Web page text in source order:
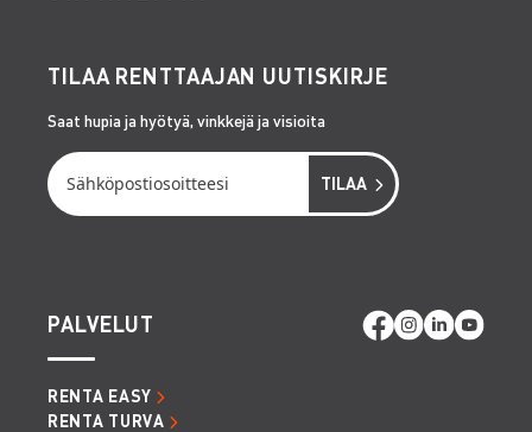
TILAA RENTTAAJAN UUTISKIRJE
Saat hupia ja hyötyä, vinkkejä ja visioita
PALVELUT
RENTA EASY
RENTA TURVA